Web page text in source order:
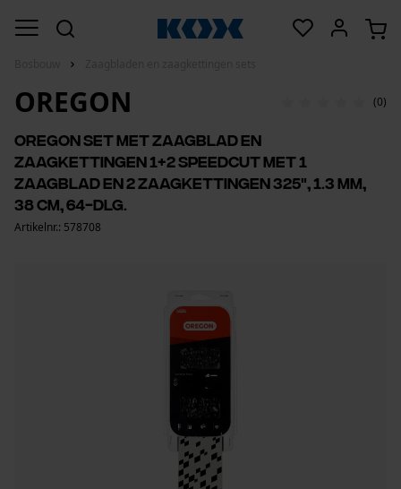
OREGON (0)
Oregon set met zaagblad en
zaagkettingen 1+2 SpeedCut met 1
zaagblad en 2 zaagkettingen 325", 1.3 mm,
38 cm, 64-dlg.
Artikelnr.: 578708